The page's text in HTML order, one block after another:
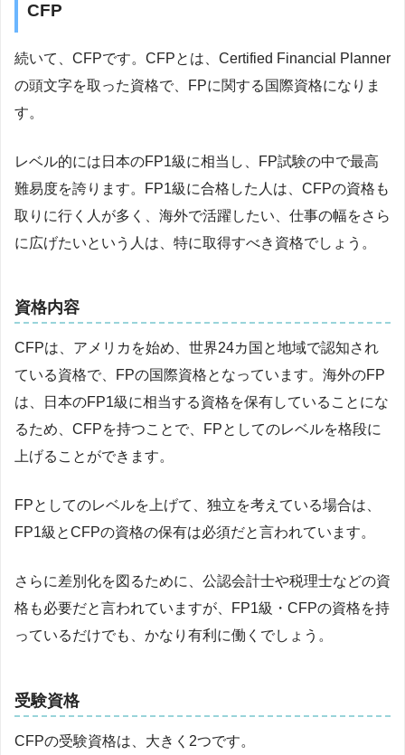
CFP
続いて、CFPです。CFPとは、Certified Financial Planner
の頭文字を取った資格で、FPに関する国際資格になりま
す。
レベル的には日本のFP1級に相当し、FP試験の中で最高
難易度を誇ります。FP1級に合格した人は、CFPの資格も
取りに行く人が多く、海外で活躍したい、仕事の幅をさら
に広げたいという人は、特に取得すべき資格でしょう。
資格内容
CFPは、アメリカを始め、世界24カ国と地域で認知され
ている資格で、FPの国際資格となっています。海外のFP
は、日本のFP1級に相当する資格を保有していることにな
るため、CFPを持つことで、FPとしてのレベルを格段に
上げることができます。
FPとしてのレベルを上げて、独立を考えている場合は、
FP1級とCFPの資格の保有は必須だと言われています。
さらに差別化を図るために、公認会計士や税理士などの資
格も必要だと言われていますが、FP1級・CFPの資格を持
っているだけでも、かなり有利に働くでしょう。
受験資格
CFPの受験資格は、大きく2つです。